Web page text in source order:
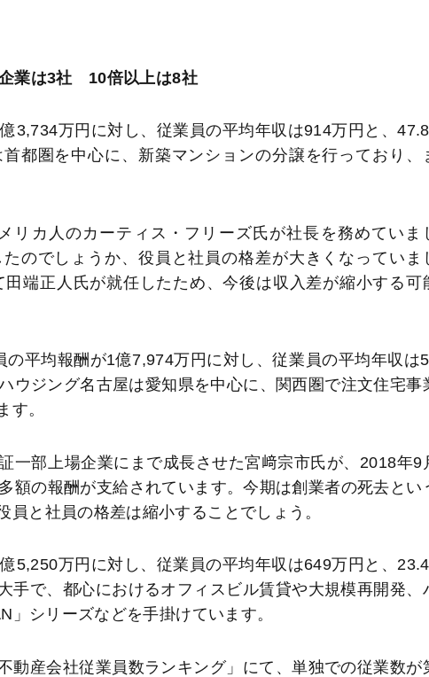
業は3社 10倍以上は8社
3,734万円に対し、従業員の平均年収は914万円と、
都圏を中心に、新築マンションの分譲を行っており、
リカ人のカーティス・フリーズ氏が社長を務めていま
のでしょうか、役員と社員の格差が大きくなっていま
端正人氏が就任したため、今後は収入差が縮小する可
平均報酬が1億7,974万円に対し、従業員の平均年収は
ウジング名古屋は愛知県を中心に、関西圏で注文住宅事
す。
一部上場企業にまで成長させた宮﨑宗市氏が、2018年9
額の報酬が支給されています。今期は創業者の死去とい
と社員の格差は縮小することでしょう。
5,250万円に対し、従業員の平均年収は649万円と、
手で、都心におけるオフィスビル賃貸や大規模再開発、
シリーズなどを手掛けています。
動産会社従業員数ランキング」にて、単独での従業数が